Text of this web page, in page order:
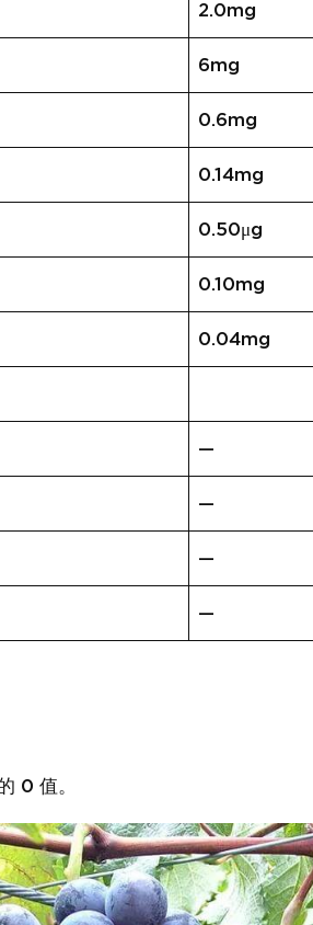
2.0mg
6mg
0.6mg
0.14mg
0.50μg
0.10mg
0.04mg
—
—
—
—
0 值。